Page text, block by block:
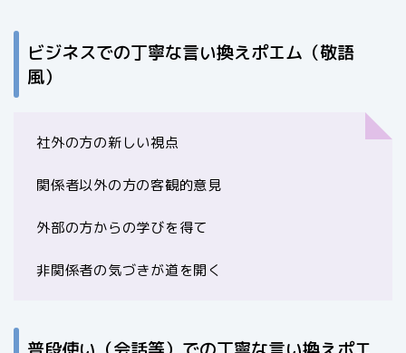
ビジネスでの丁寧な言い換えポエム（敬語
風）
社外の方の新しい視点
関係者以外の方の客観的意見
外部の方からの学びを得て
非関係者の気づきが道を開く